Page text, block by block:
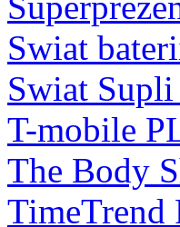
Swiat
Swiat
T-mobile
The Body
TimeTrend